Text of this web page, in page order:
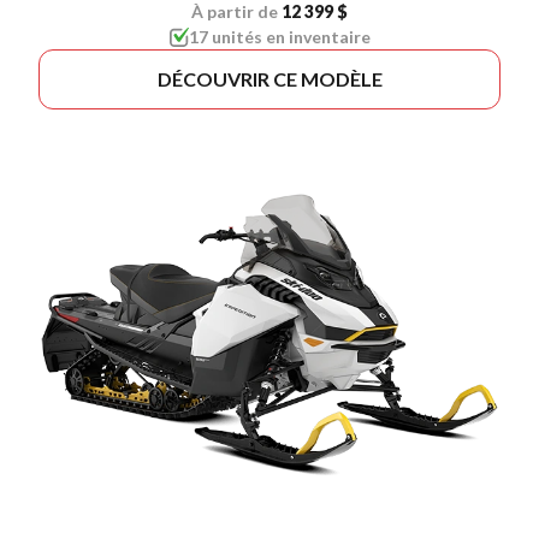
À partir de 12 399 $
17 unités en inventaire
DÉCOUVRIR CE MODÈLE